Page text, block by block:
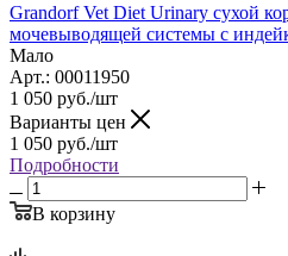
Grandorf Vet Diet Urinary сухой
мочевыводящей системы с
Мало
Арт.: 00011950
1 050 руб./шт
Варианты цен
1 050 руб./шт
Подробности
В корзину